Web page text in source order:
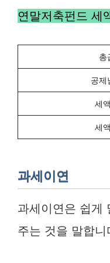
연말저축펀드 세
총
공제
세
세
과세이연
과세이연은 쉽게
주는 것을 말합니